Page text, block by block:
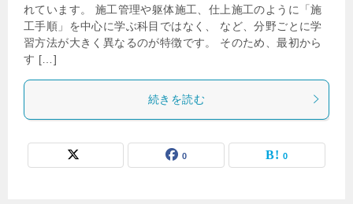
れています。 施工管理や躯体施工、仕上施工のように「施
工手順」を中心に学ぶ科目ではなく、 など、分野ごとに学
習方法が大きく異なるのが特徴です。 そのため、最初から
す […]
続きを読む
0 0